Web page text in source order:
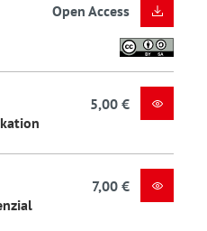
Open Access
5,00 €
7,00 €